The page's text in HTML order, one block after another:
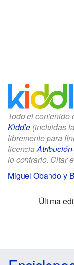
Todo el contenido
Kiddle (incluidas
libremente para
licencia
lo contrario. Citar
Miguel Obando y
Última